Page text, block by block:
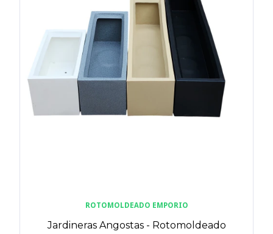
ROTOMOLDEADO EMPORIO
Jardineras Angostas - Rotomoldeado